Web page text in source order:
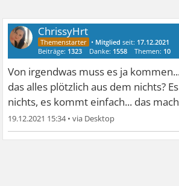
ChrissyHrt
• Mitglied seit: 17.12.2021
Beiträge: 1323 Danke: 1558 Themen: 10
Von irgendwas muss es ja
das alles plötzlich aus dem nichts?
nichts, es kommt einfach... das
19.12.2021 15:34•